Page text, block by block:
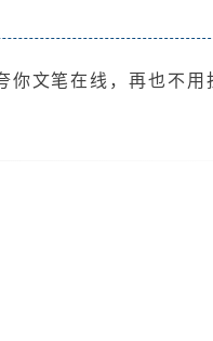
文笔在线，再也不用